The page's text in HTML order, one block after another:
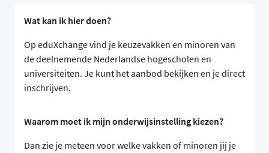
Wat kan ik hier doen?
Op eduXchange vind je keuzevakken en minoren van
de deelnemende Nederlandse hogescholen en
universiteiten. Je kunt het aanbod bekijken en je direct
inschrijven.
Waarom moet ik mijn onderwijsinstelling kiezen?
Dan zie je meteen voor welke vakken of minoren jij je